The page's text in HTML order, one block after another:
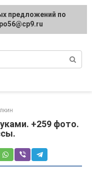
+259 фото.
предложений по